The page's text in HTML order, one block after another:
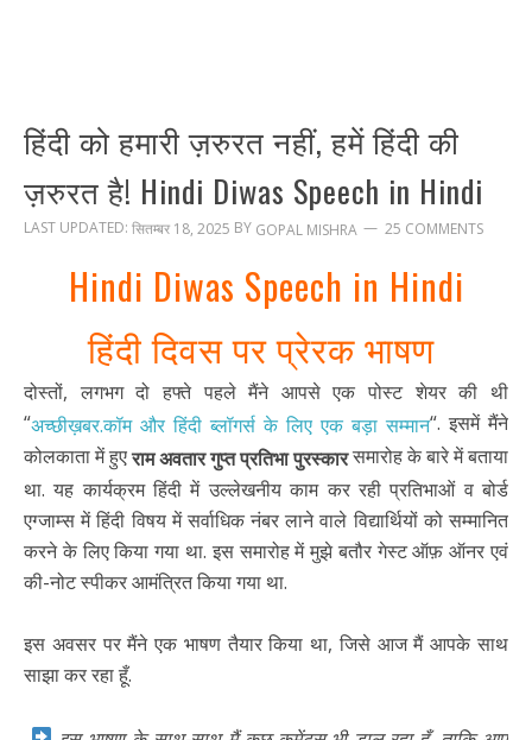
हिंदी को हमारी ज़रुरत नहीं, हमें हिंदी की
ज़रुरत है! Hindi Diwas Speech in Hindi
LAST UPDATED: सितम्बर 18, 2025 BY GOPAL MISHRA 25 COMMENTS
Hindi Diwas Speech in Hindi
हिंदी दिवस पर प्रेरक भाषण
दोस्तों, लगभग दो हफ्ते पहले मैंने आपसे एक पोस्ट शेयर की थी
“अच्छीख़बर.कॉम और हिंदी ब्लॉगर्स के लिए एक बड़ा सम्मान“. इसमें मैंने
कोलकाता में हुएराम अवतार गुप्त प्रतिभा पुरस्कारसमारोह के बारे में बताया
था. यह कार्यक्रम हिंदी में उल्लेखनीय काम कर रही प्रतिभाओं व बोर्ड
एग्जाम्स में हिंदी विषय में सर्वाधिक नंबर लाने वाले विद्यार्थियों को सम्मानित
करने के लिए किया गया था. इस समारोह में मुझे बतौर गेस्ट ऑफ़ ऑनर एवं
की-नोट स्पीकर आमंत्रित किया गया था.
इस अवसर पर मैंने एक भाषण तैयार किया था, जिसे आज मैं आपके साथ
साझा कर रहा हूँ.